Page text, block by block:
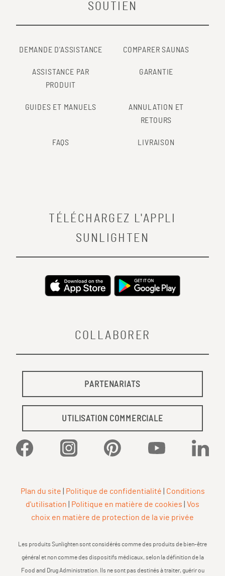
SOUTIEN
DEMANDE D'ASSISTANCE COMPARER SAUNAS
ASSISTANCE PAR
PRODUIT
GARANTIE
GUIDES ET MANUELS
ANNULATION ET
RETOURS
FAQS LIVRAISON
COLLABORER
PARTENARIATS
UTILISATION COMMERCIALE
Facebook Instagram Pinterest YouTube
TÉLÉCHARGEZ L'APPLI
SUNLIGHTEN
Plan du site Politique de confidentialité
Conditions
d'utilisation
Politique en matière de cookies
Vos
choix en matière de protection de la vie privée
Les produits Sunlighten sont considérés comme des produits de bien-être
général et non comme des dispositifs médicaux, selon la définition de la
Food and Drug Administration. Ils ne sont pas destinés à traiter, guérir ou